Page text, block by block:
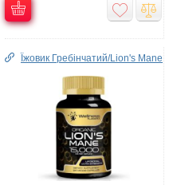
Їжовик Гребінчатий/Lion's Mane